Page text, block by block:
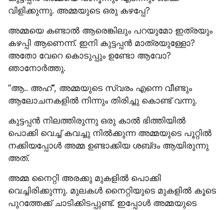
വിളിക്കുന്നു. അമ്മയുടെ ഒരു കഴപ്പേ?
അമ്മയെ കണ്ടാൽ ആരെങ്കിലും പറയുമോ ഇത്രയും
കഴപ്പി ആണെന്ന്. ഇനി കുട്ടപ്പൻ മാത്രയുള്ളോ?
അതോ വേറെ കൊടുപ്പും ഉണ്ടോ ആവോ?
ഞാനോർത്തു.
“ആ.. അഹ്”, അമ്മയുടെ സ്വരം എന്നെ വീണ്ടും
ആലോചനകളിൽ നിന്നും തിരിച്ചു കൊണ്ട് വന്നു.
കുട്ടപ്പൻ നിലത്തിരുന്നു ഒരു കാൽ ഭിത്തിയിൽ
പൊക്കി വെച്ച് കവച്ചു നിൽക്കുന്ന അമ്മയുടെ പൂറ്റിൽ
നക്കിയപ്പോൾ അമ്മ ഉണ്ടാക്കിയ ശബ്‌ദം ആയിരുന്നു
അത്.
അമ്മ നൈറ്റി അരക്കു മുകളിൽ പൊക്കി
വെച്ചിരിക്കുന്നു. മുലകൾ നൈറ്റിയുടെ മുകളിൽ കൂടെ
പുറത്തേക്ക് ചാടിക്കിടപ്പുണ്ട്. ഇപ്പോൾ അമ്മയുടെ